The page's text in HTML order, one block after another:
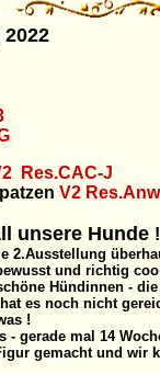
Res.CAC-J
V2
unsere Hunde !
2.Ausstellung
und richtig
Hündinnen -
es noch nicht
!
gerade mal 14
gemacht und wir